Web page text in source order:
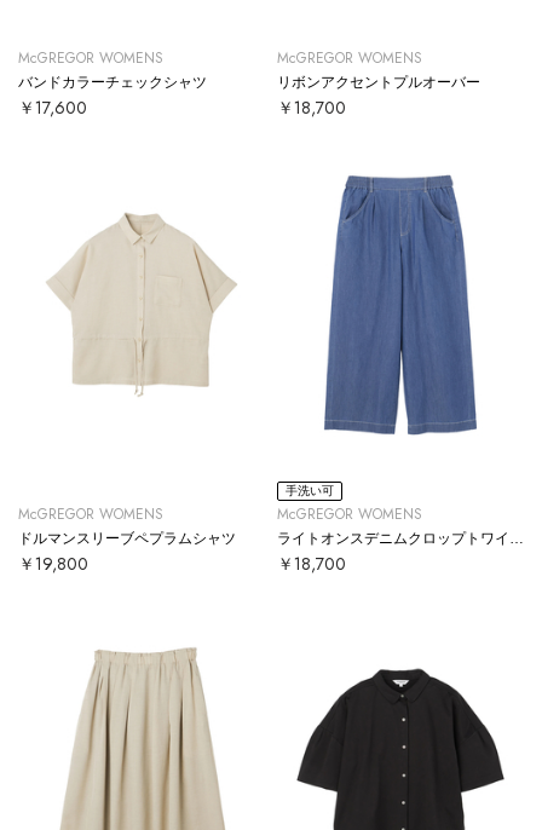
McGREGOR WOMENS
バンドカラーチェックシャツ
￥17,600
McGREGOR WOMENS
リボンアクセントプルオーバー
￥18,700
McGREGOR WOMENS
ドルマンスリーブペプラムシャツ
￥19,800
手洗い可
McGREGOR WOMENS
￥18,700